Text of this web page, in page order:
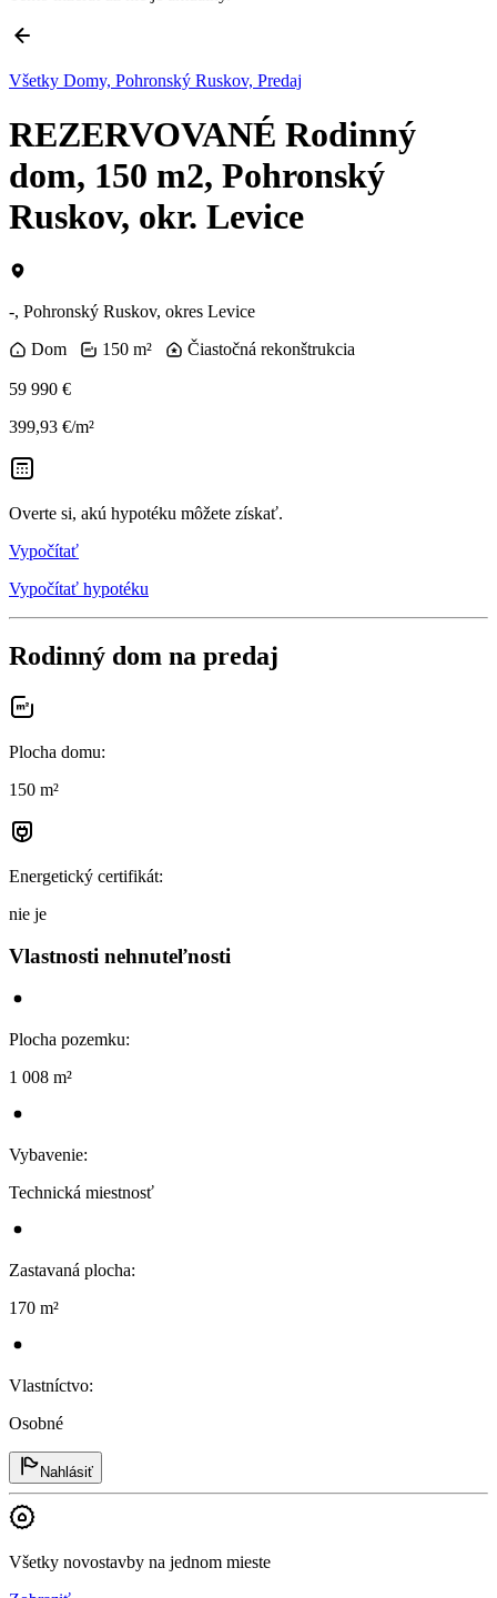
Všetky Domy, Pohronský Ruskov, Predaj
REZERVOVANÉ Rodinný
dom, 150 m2, Pohronský
Ruskov, okr. Levice
-, Pohronský Ruskov, okres Levice
Dom
150 m² Čiastočná rekonštrukcia
59 990 €
399,93 €/m²
Overte si, akú hypotéku môžete získať.
Vypočítať
Vypočítať hypotéku
Rodinný dom na predaj
Plocha domu:
150 m²
Energetický certifikát:
nie je
Vlastnosti nehnuteľnosti
Plocha pozemku:
1 008 m²
Vybavenie:
Technická miestnosť
Zastavaná plocha:
170 m²
Vlastníctvo:
Osobné
Nahlásiť
Všetky novostavby na jednom mieste